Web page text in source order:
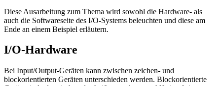
Diese Ausarbeitung zum Thema wird sowohl die Hardware- als
auch die Softwareseite des I/O-Systems beleuchten und diese am
Ende an einem Beispiel erläutern.
I/O-Hardware
Bei Input/Output-Geräten kann zwischen zeichen- und
blockorientierten Geräten unterschieden werden. Blockorientierte